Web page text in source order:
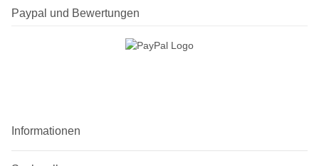
Paypal und Bewertungen
Informationen